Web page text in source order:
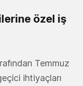
özel iş
Temmuz
ihtiyaçları